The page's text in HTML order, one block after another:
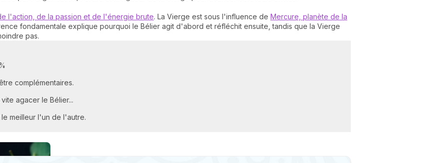
l'action, de la passion et de l'énergie brute. La Vierge est sous l'influence de Mercure, planète de la
fondamentale explique pourquoi le Bélier agit d'abord et réfléchit ensuite, tandis que la Vierge
pas.
complémentaires.
agacer le Bélier...
meilleur l'un de l'autre.